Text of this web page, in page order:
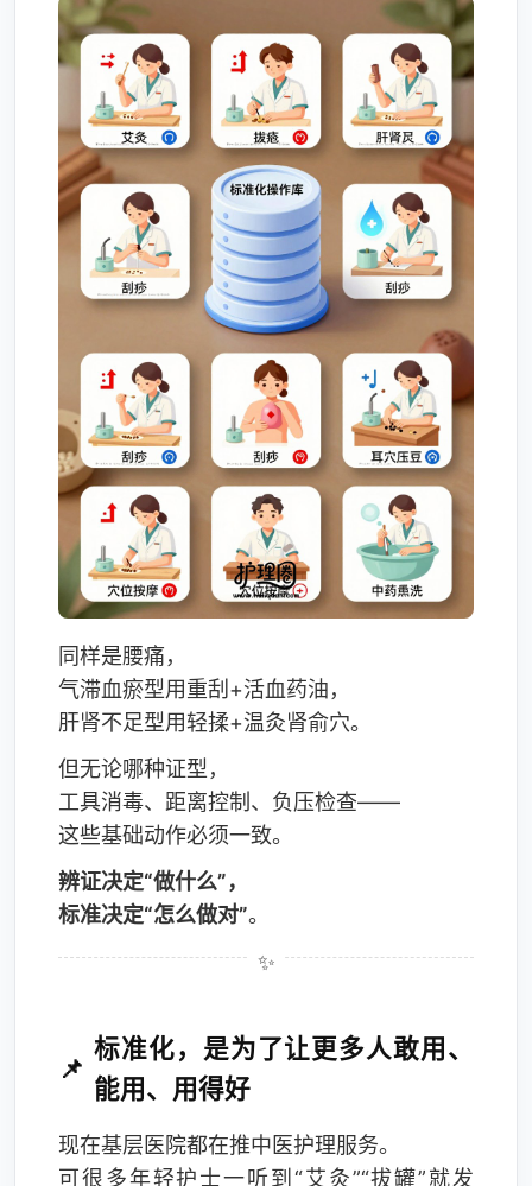
同样是腰痛，
气滞血瘀型用重刮+活血药油，
肝肾不足型用轻揉+温灸肾俞穴。
但无论哪种证型，
工具消毒、距离控制、负压检查——
这些基础动作必须一致。
辨证决定“做什么”，
标准决定“怎么做对”。
标准化，是为了让更多人敢用、
能用、用得好
现在基层医院都在推中医护理服务。
可很多年轻护士一听到“艾灸”“拔罐”就发